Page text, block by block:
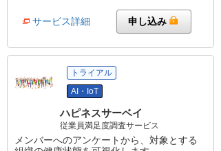
サービス詳細 申し込み
トライアル
AI・IoT
ハピネスサーベイ
従業員満足度調査サービス
メンバーへのアンケートから、対象とする